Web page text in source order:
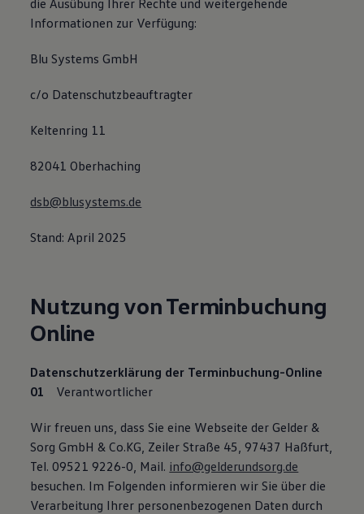
die Ausübung Ihrer Rechte und weitergehende
Informationen zur Verfügung:
Blu Systems GmbH
c/o Datenschutzbeauftragter
Keltenring 11
82041 Oberhaching
dsb@blusystems.de
Stand: April 2025
Nutzung von Terminbuchung
Online
Datenschutzerklärung der Terminbuchung-Online
Verantwortlicher
Wir freuen uns, dass Sie eine Webseite der Gelder &
Sorg GmbH & Co.KG, Zeiler Straße 45, 97437 Haßfurt,
Tel. 09521 9226-0, Mail. info@gelderundsorg.de
besuchen. Im Folgenden informieren wir Sie über die
Verarbeitung Ihrer personenbezogenen Daten durch